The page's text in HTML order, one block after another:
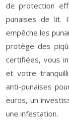
de protection
punaises de lit.
empêche les
protège des
certifiées, vous
et votre
anti-punaises
euros, un
une infestation.